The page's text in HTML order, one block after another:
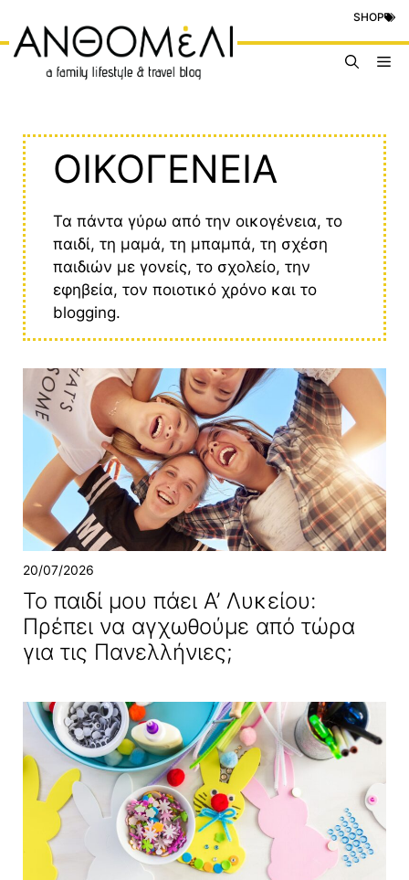
περιεχόμενο
SHOP
ΟΙΚΟΓΕΝΕΙΑ
Τα πάντα γύρω από την οικογένεια, το
παιδί, τη μαμά, τη μπαμπά, τη σχέση
παιδιών με γονείς, το σχολείο, την
εφηβεία, τον ποιοτικό χρόνο και το
blogging.
20/07/2026
Το παιδί μου πάει Α’ Λυκείου:
Πρέπει να αγχωθούμε από τώρα
για τις Πανελλήνιες;